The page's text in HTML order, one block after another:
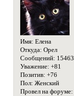
Имя: Елена
Откуда: Орел
Сообщений: 15463
Уважение: +81
Позитив: +76
Пол: Женский
Провел на форуме: